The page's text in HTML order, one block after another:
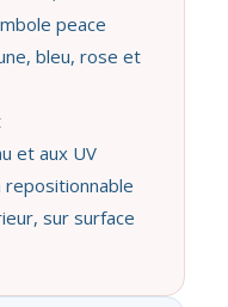
peace
bleu, rose et
et aux UV
repositionnable
sur surface